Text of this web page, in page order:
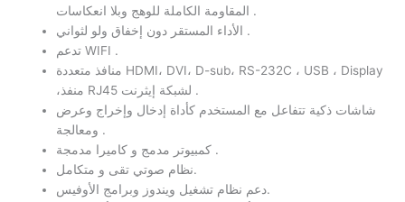
المقاومة الكاملة للوهج وبلا انعكاسات .
الأداء المستقر دون إخفاق ولو لثواني .
تدعم WIFI .
منافذ متعددة HDMI، DVI، D-sub، RS-232C ، USB ، Display
،منفذ RJ45 لشبكة إيثرنت .
شاشات ذكية تتفاعل مع المستخدم كأداة إدخال وإخراج وعرض
ومعالجة .
كمبيوتر مدمج و كاميرا مدمجة .
نظام صوتي تقى و متكامل.
دعم نظام تشغيل ويندوز وبرامج الأوفيس.